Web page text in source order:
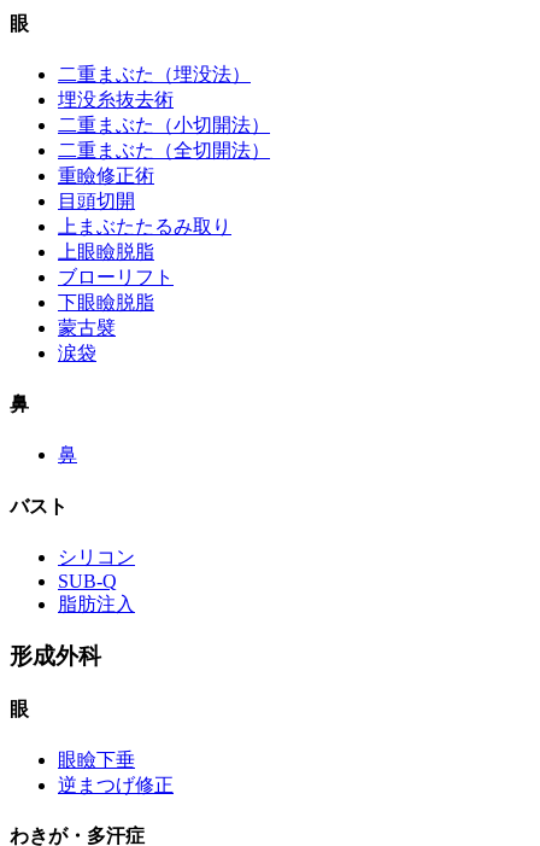
眼
二重まぶた（埋没法）
埋没糸抜去術
二重まぶた（小切開法）
二重まぶた（全切開法）
重瞼修正術
目頭切開
上まぶたたるみ取り
上眼瞼脱脂
ブローリフト
下眼瞼脱脂
蒙古襞
涙袋
鼻
鼻
バスト
シリコン
SUB-Q
脂肪注入
形成外科
眼
眼瞼下垂
逆まつげ修正
わきが・多汗症